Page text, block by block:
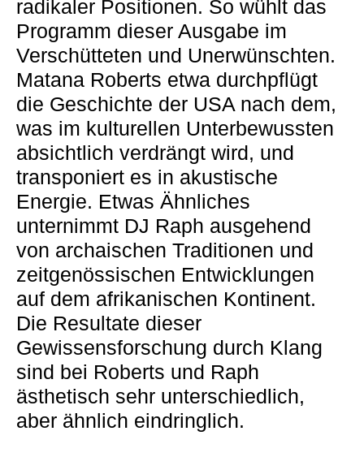
radikaler Positionen. So wühlt das
Programm dieser Ausgabe im
Verschütteten und Unerwünschten.
Matana Roberts etwa durchpflügt
die Geschichte der USA nach dem,
was im kulturellen Unterbewussten
absichtlich verdrängt wird, und
transponiert es in akustische
Energie. Etwas Ähnliches
unternimmt DJ Raph ausgehend
von archaischen Traditionen und
zeitgenössischen Entwicklungen
auf dem afrikanischen Kontinent.
Die Resultate dieser
Gewissensforschung durch Klang
sind bei Roberts und Raph
ästhetisch sehr unterschiedlich,
aber ähnlich eindringlich.